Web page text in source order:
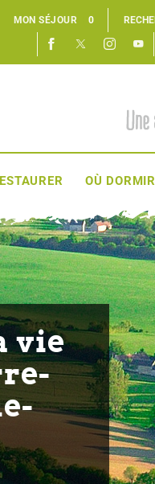
MON SÉJOUR 0
OÙ DORMIR
vie